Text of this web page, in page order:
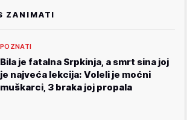
ZANIMATI
POZNATI
Bila je fatalna Srpkinja, a smrt sina joj
je najveća lekcija: Voleli je moćni
muškarci, 3 braka joj propala